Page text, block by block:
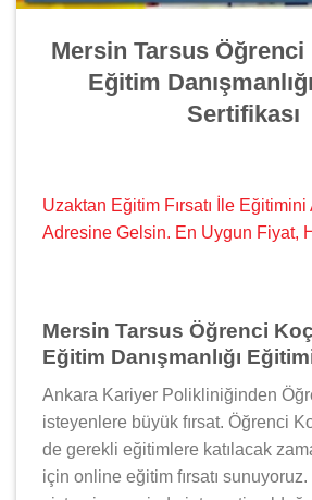
Mersin Tarsus
Eğitim
Sertifikası
Uzaktan Eğitim Fırsatı İle
Adresine Gelsin. En Uygun Fiyat,
Mersin Tarsus Öğrenci
Eğitim Danışmanlığı
Ankara Kariyer Polikliniğinden
isteyenlere büyük fırsat. Öğrenci
de gerekli eğitimlere katılacak
için online eğitim fırsatı